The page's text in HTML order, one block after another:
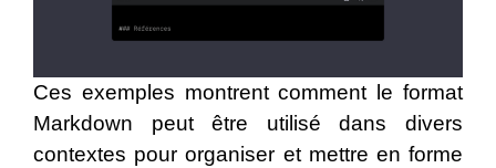
Ces exemples montrent comment le format
Markdown peut être utilisé dans divers
contextes pour organiser et mettre en forme